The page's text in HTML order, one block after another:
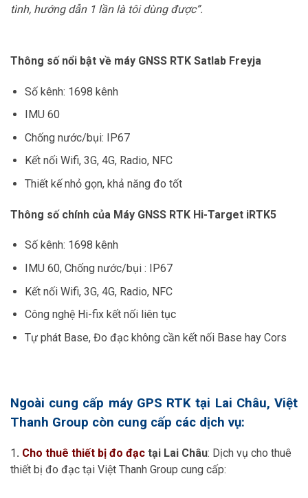
tình, hướng dẫn 1 lần là tôi dùng được”.
Thông số nổi bật về máy GNSS RTK Satlab Freyja
Số kênh: 1698 kênh
IMU 60
Chống nước/bụi: IP67
Kết nối Wifi, 3G, 4G, Radio, NFC
Thiết kế nhỏ gọn, khả năng đo tốt
Thông số chính của Máy GNSS RTK Hi-Target iRTK5
Số kênh: 1698 kênh
IMU 60, Chống nước/bụi : IP67
Kết nối Wifi, 3G, 4G, Radio, NFC
Công nghệ Hi-fix kết nối liên tục
Tự phát Base, Đo đạc không cần kết nối Base hay Cors
Ngoài cung cấp máy GPS RTK tại Lai Châu, Việt
Thanh Group còn cung cấp các dịch vụ:
1. Cho thuê thiết bị đo đạc tại Lai Châu: Dịch vụ cho thuê
thiết bị đo đạc tại Việt Thanh Group cung cấp: